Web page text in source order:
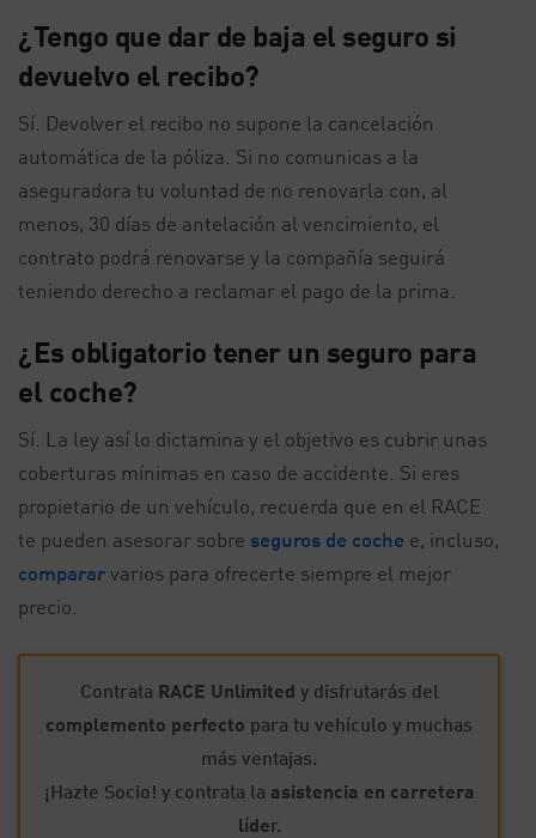
¿Tengo que dar de baja el seguro si
devuelvo el recibo?
Sí. Devolver el recibo no supone la cancelación
automática de la póliza. Si no comunicas a la
aseguradora tu voluntad de no renovarla con, al
menos, 30 días de antelación al vencimiento, el
contrato podrá renovarse y la compañía seguirá
teniendo derecho a reclamar el pago de la prima.
¿Es obligatorio tener un seguro para
el coche?
Sí. La ley así lo dictamina y el objetivo es cubrir unas
coberturas mínimas en caso de accidente. Si eres
propietario de un vehículo, recuerda que en el RACE
te pueden asesorar sobre seguros de coche e, incluso,
compararvarios para ofrecerte siempre el mejor
precio.
Contrata RACE Unlimited y disfrutarás del
complemento perfecto para tu vehículo y muchas
más ventajas.
¡Hazte Socio! y contrata la asistencia en carretera
líder.